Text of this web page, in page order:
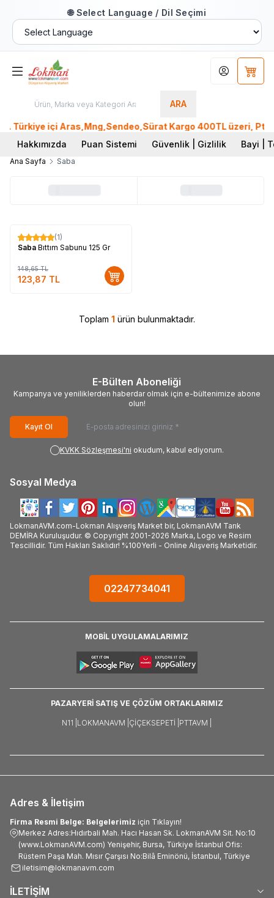
🌐 Select Language / Dil Seçimi
ARA
Hesabım
içi Aras,Mng,Sendeo,Sürat Kargo 400TL üzeri, Ptt
Hakkımızda
Puan Sistemi Güvenlik | Gizlilik Bayi |
Ana Sayfa Saba
%17
(1)
Saba Bıttım Sabunu 125 Gr
148,65TL
123,87 TL
Toplam 1 ürün bulunmaktadır.
E-Bülten Aboneliği
Kampanya ve yeniliklerden haberdar olmak için e-bültenimize abone
olun!
Kayıt Ol
KVKK Sözleşmesi'ni okudum, kabul ediyorum.
Sosyal Medya
LokmanAVM.com-Lokman Alışveriş Market bir, LokmanAVM Tarık
DEMİRA Kuruluşudur. © Copyright 2001-2026 Marka, Logo ve Resim
Tescillidir. Tüm Hakları Saklıdır! %100Yerli - Online Alışveriş Marketidir.
02247734041
MOBİL UYGULAMALARIMIZ
PAZARYERİ SATIŞ VE ÇÖZÜM ORTAKLARIMIZ
N11 | LOKMANAVM | ÇIÇEKSEPETI | PTTAVM |
Adres & İletişim
Firma Resmi Belge: Belgelerimiz için Tıklayın!
Merkez Adres:Hıdırbali Mah. Hacı Hasan Sk. LokmanAVM Sit. No:10
(www.LokmanAVM.com) Yenişehir, Bursa, Türkiye İstanbul Ofis:
Rüstem Paşa Mah. Mısır Çarşısı No:Bilâ Eminönü, İstanbul, Türkiye
iletisim@lokmanavm.com
İLETİŞİM